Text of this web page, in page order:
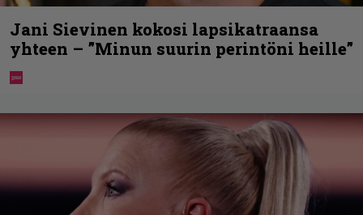
Jani Sievinen kokosi lapsikatraansa
yhteen – ”Minun suurin perintöni heille”